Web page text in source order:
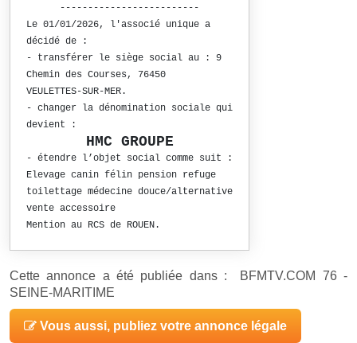
-------------------------
Le 01/01/2026, l'associé unique a
décidé de :
- transférer le siège social au : 9
Chemin des Courses, 76450
VEULETTES-SUR-MER.
- changer la dénomination sociale qui
devient :
HMC GROUPE
- étendre l’objet social comme suit :
Elevage canin félin pension refuge
toilettage médecine douce/alternative
vente accessoire
Mention au RCS de ROUEN.
Cette annonce a été publiée dans : BFMTV.COM 76 -
SEINE-MARITIME
Vous aussi, publiez votre annonce légale